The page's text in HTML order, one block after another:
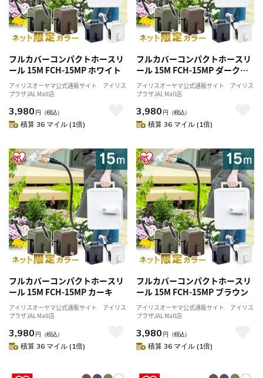
フルカバーコンパクトホースリ
ール 15M FCH-15MP ホワイト
アイリスオーヤマ公式通販サイト アイリス
プラザJAL Mall店
3,980 円 （税込）
積算 36 マイル (1倍)
フルカバーコンパクトホースリ
ール 15M FCH-15MP ダークグ
レー
アイリスオーヤマ公式通販サイト アイリス
プラザJAL Mall店
3,980 円 （税込）
積算 36 マイル (1倍)
フルカバーコンパクトホースリ
ール 15M FCH-15MP カーキ
アイリスオーヤマ公式通販サイト アイリス
プラザJAL Mall店
3,980 円 （税込）
積算 36 マイル (1倍)
フルカバーコンパクトホースリ
ール 15M FCH-15MP ブラウン
アイリスオーヤマ公式通販サイト アイリス
プラザJAL Mall店
3,980 円 （税込）
積算 36 マイル (1倍)